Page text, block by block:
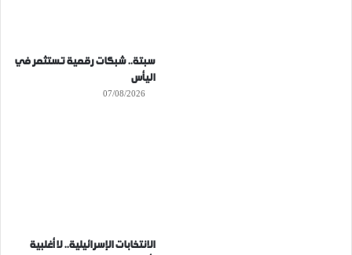
سبتة.. شبكات رقمية تستثمر في
اليأس
07/08/2026
الانتخابات الإسرائيلية.. لا أغلبية